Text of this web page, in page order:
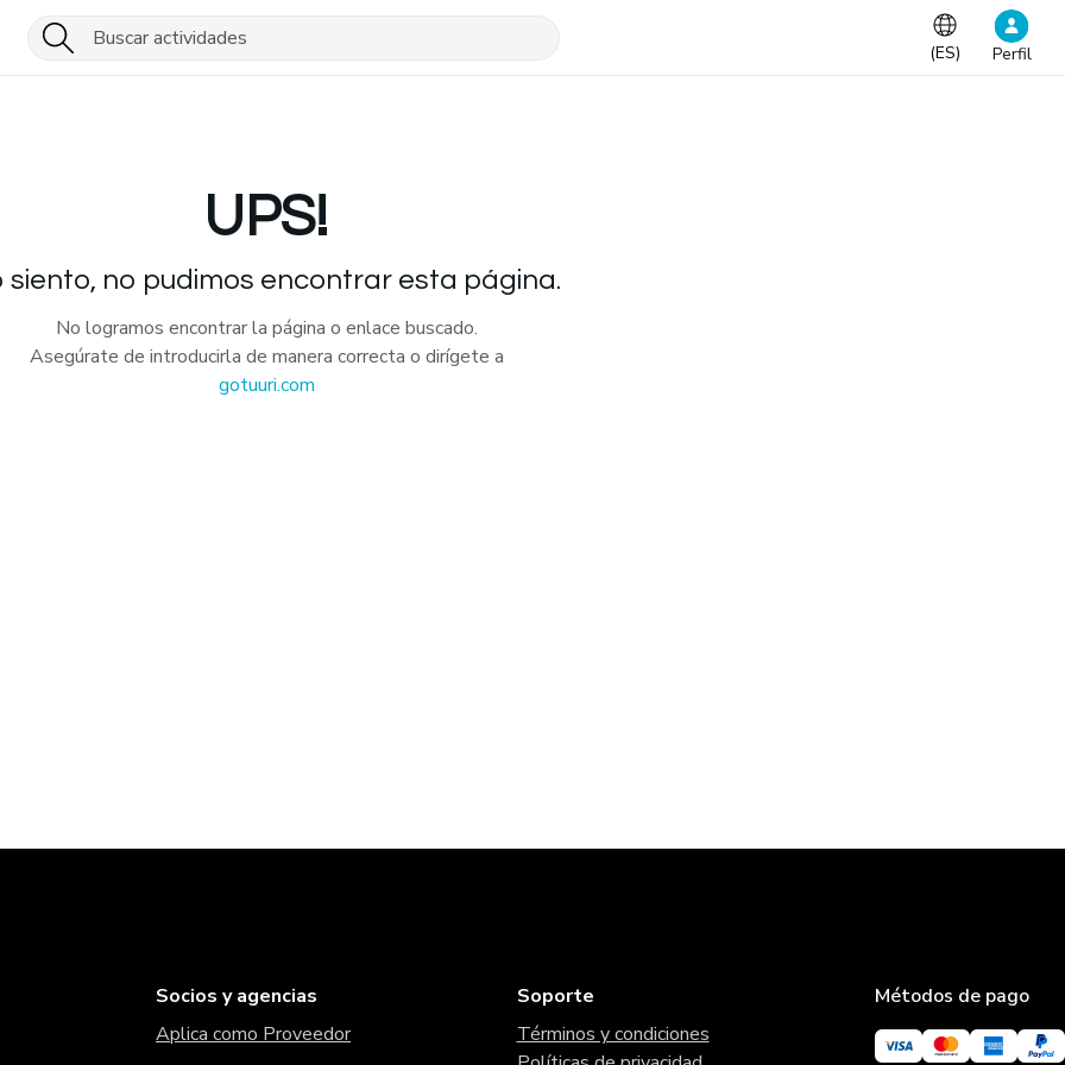
(ES) Perfil
UPS!
siento, no pudimos encontrar esta página.
No logramos encontrar la página o enlace buscado.
Asegúrate de introducirla de manera correcta o dirígete a
gotuuri.com
Socios y agencias
Aplica como Proveedor
Soporte
Términos y condiciones
Métodos de pago